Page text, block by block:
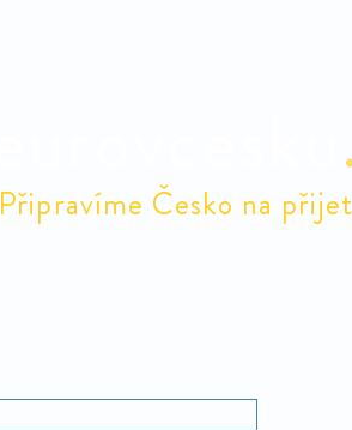
Připravíme Česko na